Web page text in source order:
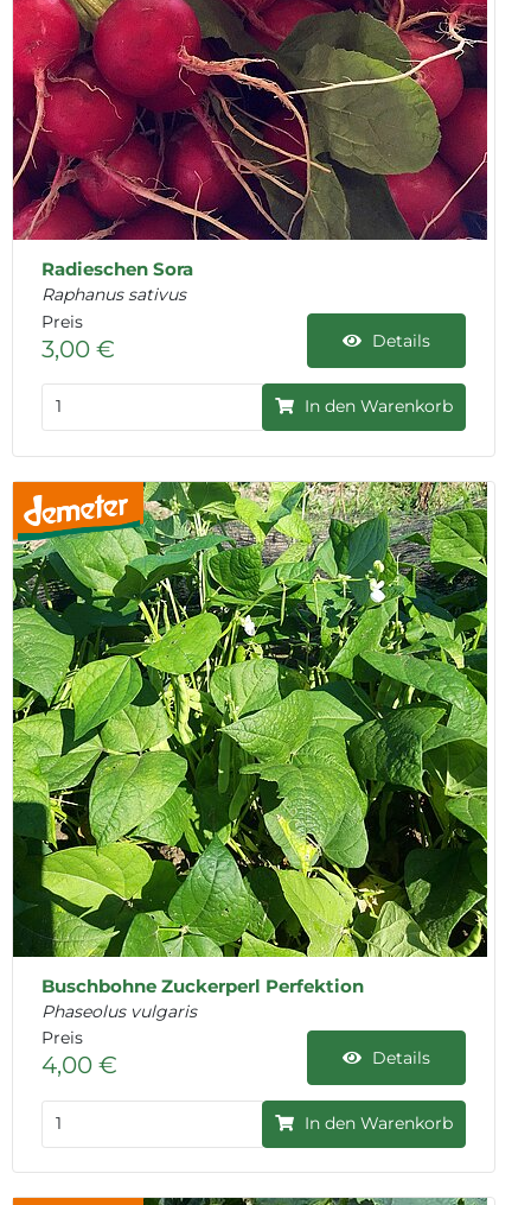
Radieschen Sora
Raphanus sativus
Preis
3,00 € Details
In den Warenkorb
Buschbohne Zuckerperl Perfektion
Phaseolus vulgaris
Preis
4,00 € Details
In den Warenkorb